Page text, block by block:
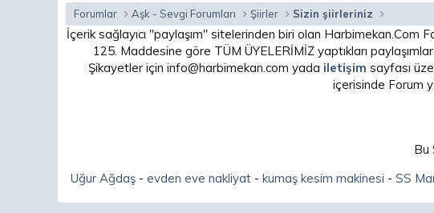
Forumlar Aşk - Sevgi Forumları Şiirler Sizin şiirleriniz
İçerik sağlayıcı "paylaşım" sitelerinden biri olan Harbimekan.Com
125. Maddesine göre TÜM ÜYELERİMİZ yaptıkları
Şikayetler için info@harbimekan.com yada iletişim sayfası
içerisinde Forum
Bu
Uğur Ağdaş- evden eve nakliyat- kumaş kesim makinesi - SS